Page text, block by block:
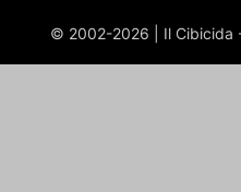
© 2002-2026 | Il Cibicida